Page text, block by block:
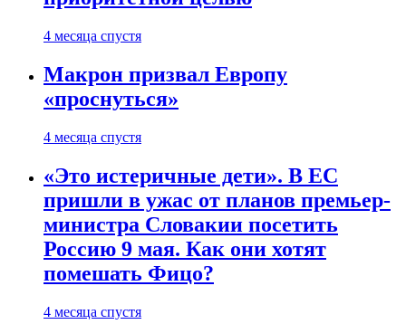
4 месяца спустя
Макрон призвал Европу
«проснуться»
4 месяца спустя
«Это истеричные дети». В ЕС
пришли в ужас от планов премьер-
министра Словакии посетить
Россию 9 мая. Как они хотят
помешать Фицо?
4 месяца спустя